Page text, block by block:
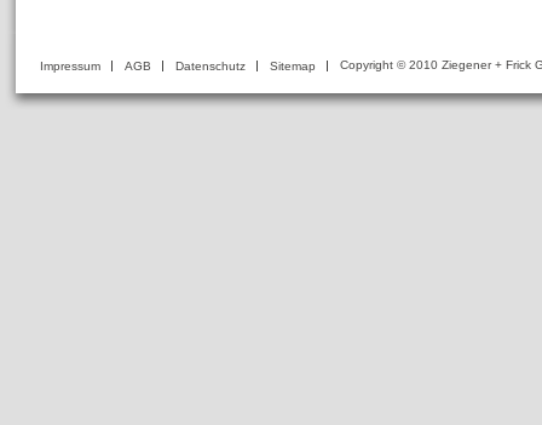
Impressum AGB Datenschutz Sitemap Copyright © 2010 Ziegener +